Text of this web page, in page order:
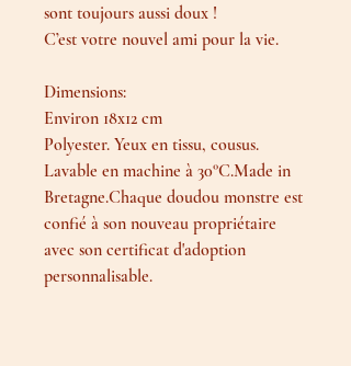
sont toujours aussi doux !
C’est votre nouvel ami pour la vie.
Dimensions:
Environ 18x12 cm
Polyester. Yeux en tissu, cousus.
Lavable en machine à 30°C.Made in
Bretagne.Chaque doudou monstre est
confié à son nouveau propriétaire
avec son certificat d'adoption
personnalisable.